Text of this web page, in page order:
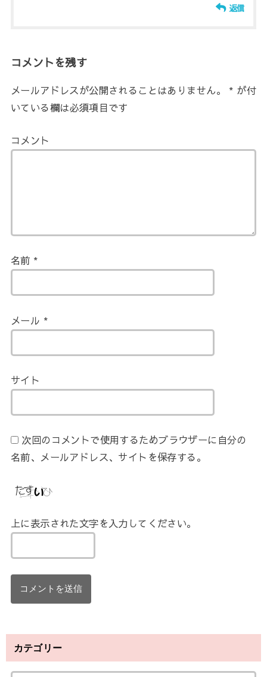
返信
コメントを残す
メールアドレスが公開されることはありません。 * が付
いている欄は必須項目です
コメント
名前 *
メール *
サイト
次回のコメントで使用するためブラウザーに自分の
名前、メールアドレス、サイトを保存する。
上に表示された文字を入力してください。
カテゴリー